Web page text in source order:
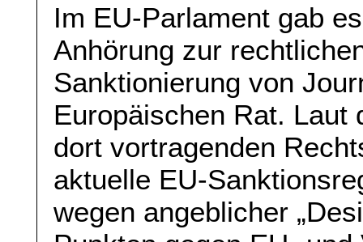
Im EU-Parlament gab
Anhörung zur
Sanktionierung von
Europäischen Rat. Laut
dort vortragenden
aktuelle EU-
wegen angeblicher